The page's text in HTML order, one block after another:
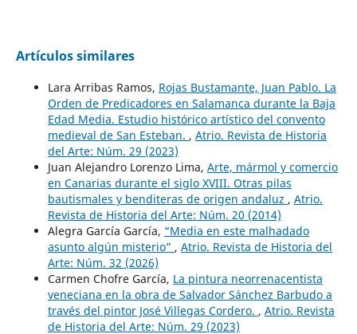
Artículos similares
Lara Arribas Ramos, Rojas Bustamante, Juan Pablo. La
Orden de Predicadores en Salamanca durante la Baja
Edad Media. Estudio histórico artístico del convento
medieval de San Esteban. , Atrio. Revista de Historia
del Arte: Núm. 29 (2023)
Juan Alejandro Lorenzo Lima, Arte, mármol y comercio
en Canarias durante el siglo XVIII. Otras pilas
bautismales y benditeras de origen andaluz , Atrio.
Revista de Historia del Arte: Núm. 20 (2014)
Alegra García García, “Media en este malhadado
asunto algún misterio” , Atrio. Revista de Historia del
Arte: Núm. 32 (2026)
Carmen Chofre García, La pintura neorrenacentista
veneciana en la obra de Salvador Sánchez Barbudo a
través del pintor José Villegas Cordero. , Atrio. Revista
de Historia del Arte: Núm. 29 (2023)